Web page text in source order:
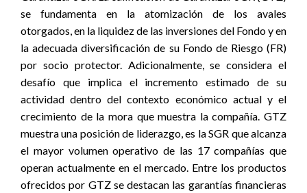
se fundamenta en la atomización de los avales
otorgados, en la liquidez de las inversiones del Fondo y en
la adecuada diversificación de su Fondo de Riesgo (FR)
por socio protector. Adicionalmente, se considera el
desafío que implica el incremento estimado de su
actividad dentro del contexto económico actual y el
crecimiento de la mora que muestra la compañía. GTZ
muestra una posición de liderazgo, es la SGR que alcanza
el mayor volumen operativo de las 17 compañías que
operan actualmente en el mercado. Entre los productos
ofrecidos por GTZ se destacan las garantías financieras